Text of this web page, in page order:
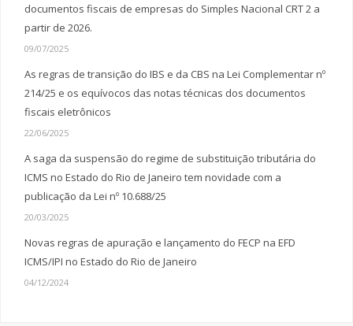
documentos fiscais de empresas do Simples Nacional CRT 2 a
partir de 2026.
09/07/2025
As regras de transição do IBS e da CBS na Lei Complementar nº
214/25 e os equívocos das notas técnicas dos documentos
fiscais eletrônicos
22/06/2025
A saga da suspensão do regime de substituição tributária do
ICMS no Estado do Rio de Janeiro tem novidade com a
publicação da Lei nº 10.688/25
20/03/2025
Novas regras de apuração e lançamento do FECP na EFD
ICMS/IPI no Estado do Rio de Janeiro
04/12/2024